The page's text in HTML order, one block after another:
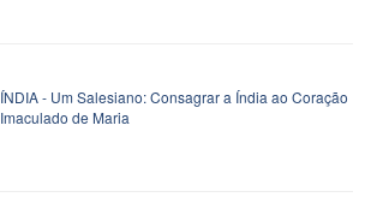
ÍNDIA - Um Salesiano: Consagrar a Índia ao Coração
Imaculado de Maria